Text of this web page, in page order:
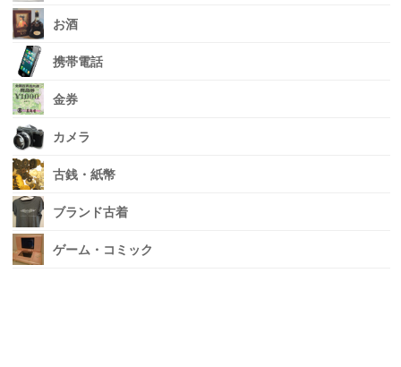
お酒
携帯電話
金券
カメラ
古銭・紙幣
ブランド古着
ゲーム・コミック